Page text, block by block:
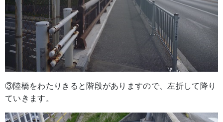
③陸橋をわたりきると階段がありますので、左折して降り
ていきます。